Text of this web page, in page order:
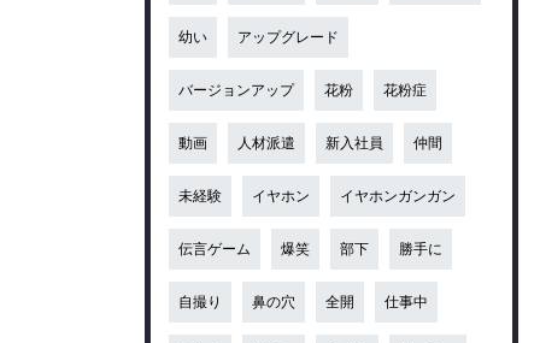
幼い アップグレード
バージョンアップ 花粉 花粉症
動画 人材派遣 新入社員 仲間
未経験 イヤホン イヤホンガンガン
伝言ゲーム 爆笑 部下 勝手に
自撮り 鼻の穴 全開 仕事中